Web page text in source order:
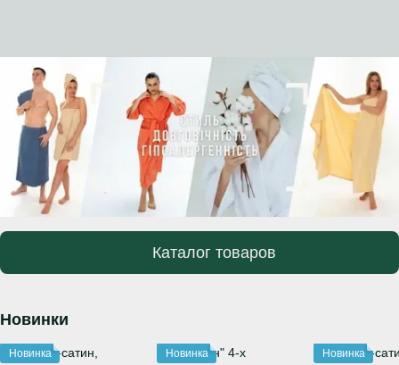
Каталог товаров
Новинки
Новинка Новинка Новинка